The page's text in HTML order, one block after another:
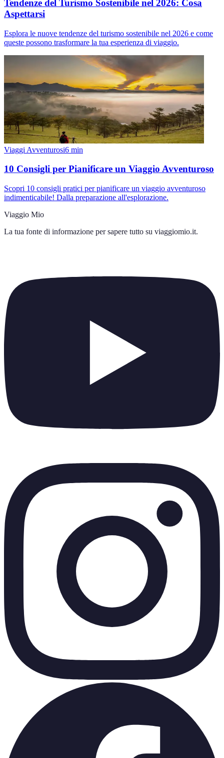
Tendenze del Turismo Sostenibile nel 2026: Cosa
Aspettarsi
Esplora le nuove tendenze del turismo sostenibile nel 2026 e come
queste possono trasformare la tua esperienza di viaggio.
Viaggi Avventurosi6 min
10 Consigli per Pianificare un Viaggio Avventuroso
Scopri 10 consigli pratici per pianificare un viaggio avventuroso
indimenticabile! Dalla preparazione all'esplorazione.
Viaggio Mio
La tua fonte di informazione per sapere tutto su viaggiomio.it.